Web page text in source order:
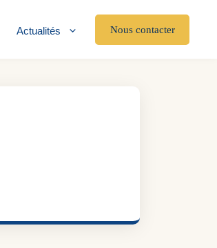
Actualités Nous contacter